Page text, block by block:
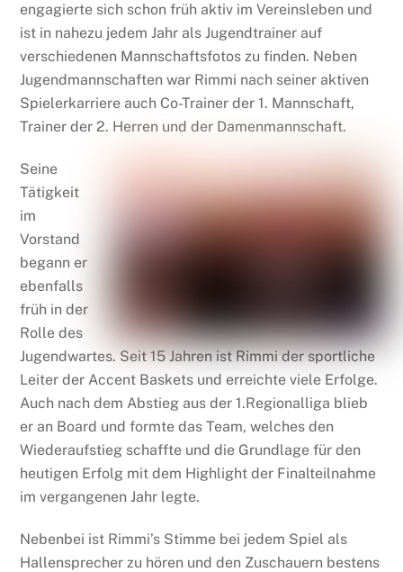
engagierte sich schon früh aktiv im Vereinsleben und
ist in nahezu jedem Jahr als Jugendtrainer auf
verschiedenen Mannschaftsfotos zu finden. Neben
Jugendmannschaften war Rimmi nach seiner aktiven
Spielerkarriere auch Co-Trainer der 1. Mannschaft,
Trainer der 2. Herren und der Damenmannschaft.
Seine
Tätigkeit
im
Vorstand
begann er
ebenfalls
früh in der
Rolle des
Jugendwartes. Seit 15 Jahren ist Rimmi der sportliche
Leiter der Accent Baskets und erreichte viele Erfolge.
Auch nach dem Abstieg aus der 1.Regionalliga blieb
er an Board und formte das Team, welches den
Wiederaufstieg schaffte und die Grundlage für den
heutigen Erfolg mit dem Highlight der Finalteilnahme
im vergangenen Jahr legte.
Nebenbei ist Rimmi’s Stimme bei jedem Spiel als
Hallensprecher zu hören und den Zuschauern bestens